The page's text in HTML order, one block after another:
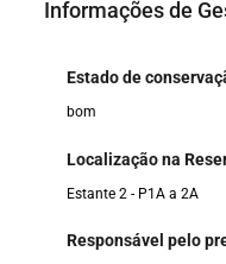
Informações de
Estado de
bom
Localização na
Estante 2 - P1A a 2A
Responsável pelo